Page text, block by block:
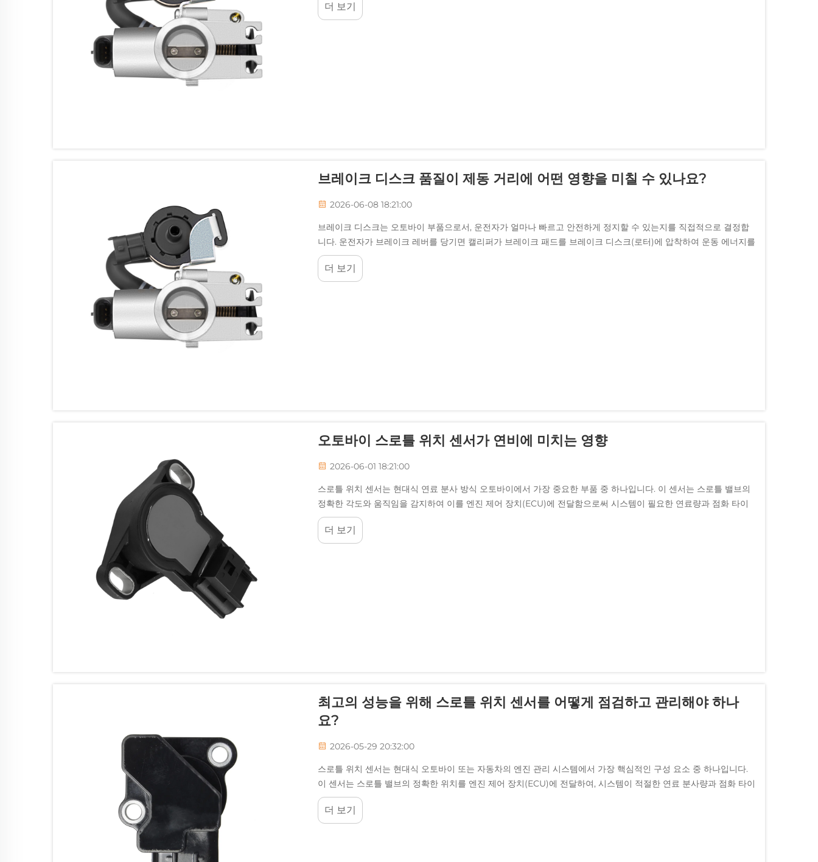
더 보기
브레이크 디스크 품질이 제동 거리에 어떤 영향을 미칠 수 있나요?
2026-06-08 18:21:00
브레이크 디스크는 오토바이 부품으로서, 운전자가 얼마나 빠르고 안전하게 정지할 수 있는지를 직접적으로 결정합
니다. 운전자가 브레이크 레버를 당기면 캘리퍼가 브레이크 패드를 브레이크 디스크(로터)에 압착하여 운동 에너지를
열에너지로 변환합니다...
더 보기
오토바이 스로틀 위치 센서가 연비에 미치는 영향
2026-06-01 18:21:00
스로틀 위치 센서는 현대식 연료 분사 방식 오토바이에서 가장 중요한 부품 중 하나입니다. 이 센서는 스로틀 밸브의
정확한 각도와 움직임을 감지하여 이를 엔진 제어 장치(ECU)에 전달함으로써 시스템이 필요한 연료량과 점화 타이
밍 등을 정확히 계산할 수 있도록 합니다...
더 보기
최고의 성능을 위해 스로틀 위치 센서를 어떻게 점검하고 관리해야 하나
요?
2026-05-29 20:32:00
스로틀 위치 센서는 현대식 오토바이 또는 자동차의 엔진 관리 시스템에서 가장 핵심적인 구성 요소 중 하나입니다.
이 센서는 스로틀 밸브의 정확한 위치를 엔진 제어 장치(ECU)에 전달하여, 시스템이 적절한 연료 분사량과 점화 타이
밍을 계산할 수 있도록 합니다...
더 보기